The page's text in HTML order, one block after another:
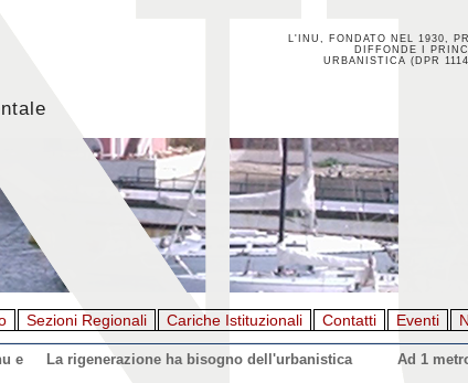
L'INU, FONDATO NEL 1930,
DIFFONDE I
URBANISTICA (DPR
Sezioni Regionali Cariche Istituzionali Contatti Eventi
e
La rigenerazione ha bisogno dell'urbanistica Ad 1